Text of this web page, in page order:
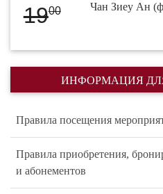
1900 Чан Зиеу Ан
ИНФОРМАЦИЯ
Правила посещения
Правила приобретения,
и абонементов